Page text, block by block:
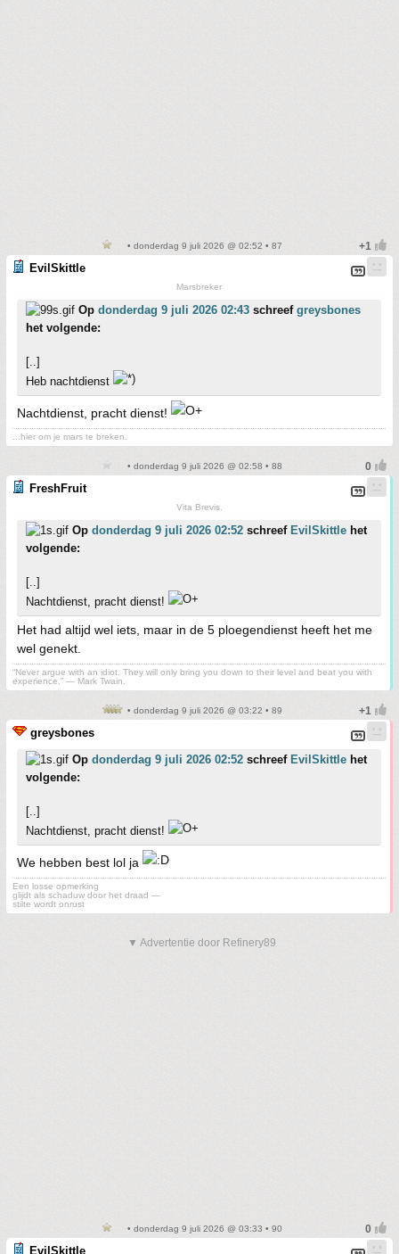
• donderdag 9 juli 2026 @ 02:52 • 87
EvilSkittle
Marsbreker
Op donderdag 9 juli 2026 02:43 schreef greysbones
het volgende:
[..]
Heb nachtdienst
Nachtdienst, pracht dienst!
...hier om je mars te breken.
• donderdag 9 juli 2026 @ 02:58 • 88
FreshFruit
Vita Brevis.
Op donderdag 9 juli 2026 02:52 schreef EvilSkittle het
volgende:
[..]
Nachtdienst, pracht dienst!
Het had altijd wel iets, maar in de 5 ploegendienst heeft het me
wel genekt.
“Never argue with an idiot. They will only bring you down to their level and beat you with
experience.” ― Mark Twain.
• donderdag 9 juli 2026 @ 03:22 • 89
greysbones
Op donderdag 9 juli 2026 02:52 schreef EvilSkittle het
volgende:
[..]
Nachtdienst, pracht dienst!
We hebben best lol ja
Een losse opmerking
glijdt als schaduw door het draad —
stilte wordt onrust
▼ Advertentie door Refinery89
• donderdag 9 juli 2026 @ 03:33 • 90
EvilSkittle